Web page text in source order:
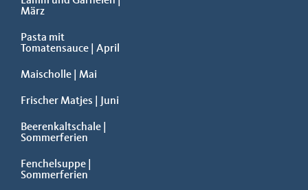
März
Pasta mit
Tomatensauce | April
Maischolle | Mai
Frischer Matjes | Juni
Beerenkaltschale |
Sommerferien
Fenchelsuppe |
Sommerferien